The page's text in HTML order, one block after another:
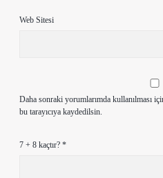
Web Sitesi
Daha sonraki yorumlarımda kullanılması
bu tarayıcıya kaydedilsin.
7 + 8 kaçtır? *